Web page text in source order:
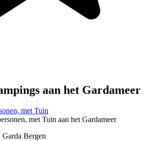
aan het Gardameer
met Tuin
Garda Bergen